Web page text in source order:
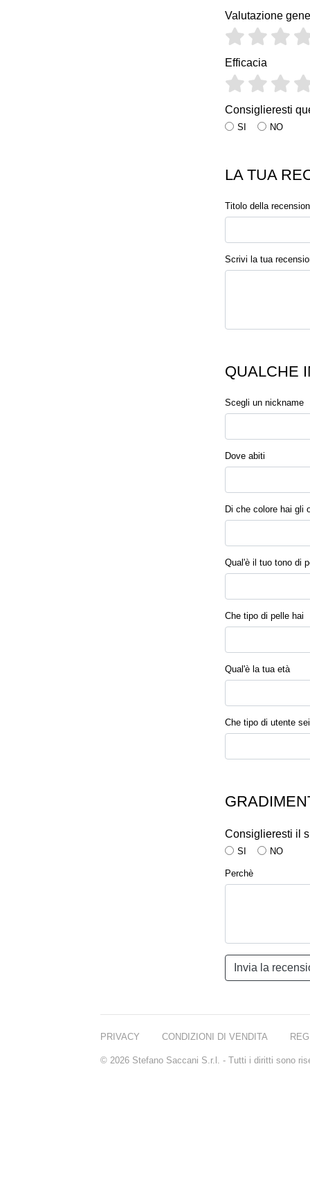
Valutazione
Efficacia
Consiglieresti
SI NO
LA TUA
Titolo della
Scrivi la tua
QUALCHE
Scegli un nickname
Dove abiti
Di che colore hai gli
Qual'è il tuo tono di
Che tipo di pelle hai
Qual'è la tua età
Che tipo di utente sei
Consiglieresti il
SI NO
Perchè
PRIVACY CONDIZIONI DI VENDITA
© 2026 Stefano Saccani S.r.l. - Tutti i diritti sono